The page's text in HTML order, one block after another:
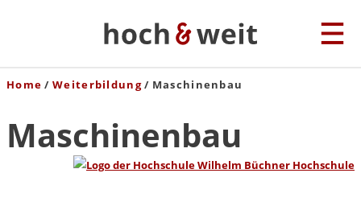
Home Weiterbildung Maschinenbau
Maschinenbau